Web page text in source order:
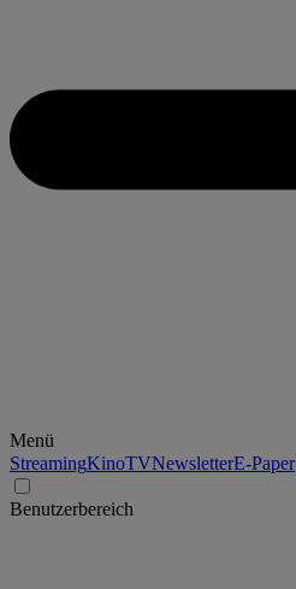
Menü
StreamingKinoTVNewsletterE-Paper
Benutzerbereich